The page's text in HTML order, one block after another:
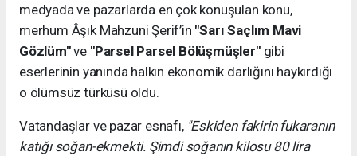
medyada ve pazarlarda en çok konuşulan konu,
merhum Âşık Mahzuni Şerif’in "Sarı Saçlım Mavi
Gözlüm"ve "Parsel Parsel Bölüşmüşler"gibi
eserlerinin yanında halkın ekonomik darlığını haykırdığı
o ölümsüz türküsü oldu.
Vatandaşlar ve pazar esnafı, "Eskiden fakirin fukaranın
katığı soğan-ekmekti. Şimdi soğanın kilosu 80 lira